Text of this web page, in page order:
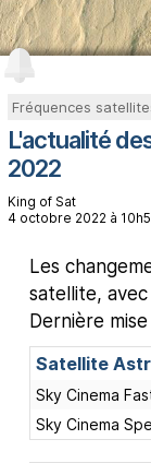
Fréquences
L'actualité
2022
King of Sat
4 octobre 2022 à
Les
satellite,
Dernière
Satellite
Sky Cinema
Sky Cinema